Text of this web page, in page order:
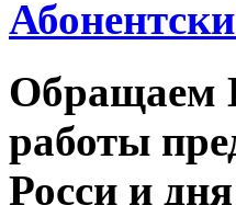
Обращаем
работы
Росси и